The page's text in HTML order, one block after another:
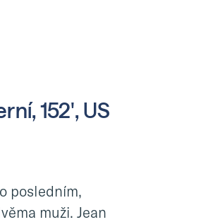
152', US
posledním,
muži. Jean